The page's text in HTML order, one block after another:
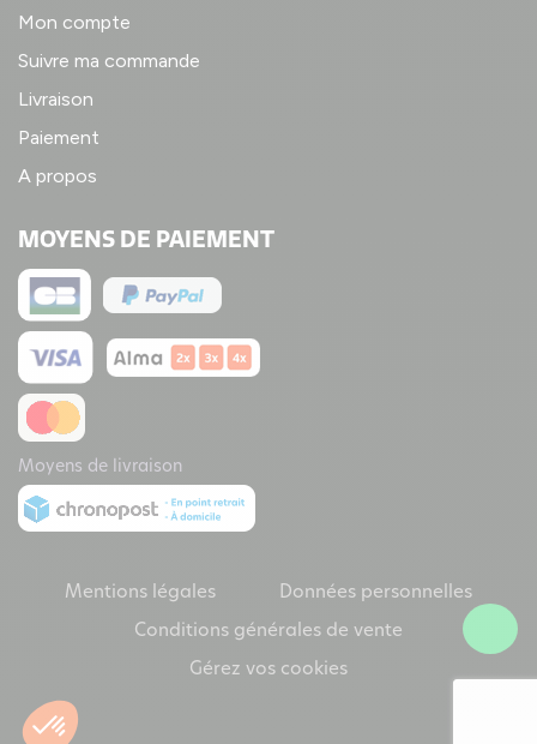
Mon compte
Suivre ma commande
Livraison
Paiement
A propos
MOYENS DE PAIEMENT
Moyens de livraison
Mentions légales Données personnelles
Conditions générales de vente
Gérez vos cookies